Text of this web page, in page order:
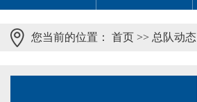
您当前的位置： 首页 >> 总队动态